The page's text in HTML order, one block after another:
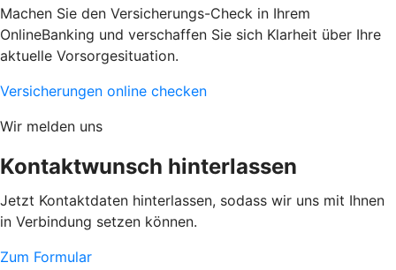
Machen Sie den Versicherungs-Check in Ihrem
OnlineBanking und verschaffen Sie sich Klarheit über Ihre
aktuelle Vorsorgesituation.
Versicherungen online checken
Wir melden uns
Kontaktwunsch hinterlassen
Jetzt Kontaktdaten hinterlassen, sodass wir uns mit Ihnen
in Verbindung setzen können.
Zum Formular